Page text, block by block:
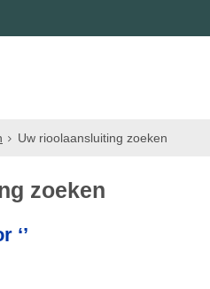
Uw rioolaansluiting zoeken
zoeken
‘’